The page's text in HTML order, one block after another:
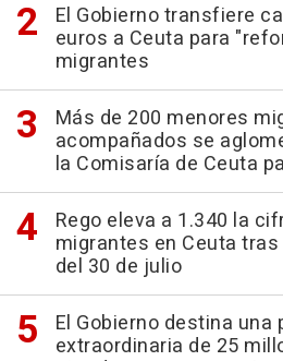
El Gobierno transfiere
euros a Ceuta para
migrantes
Más de 200 menores
acompañados se
la Comisaría de Ceuta
Rego eleva a 1.340 la
migrantes en Ceuta
del 30 de julio
El Gobierno destina una
extraordinaria de 25